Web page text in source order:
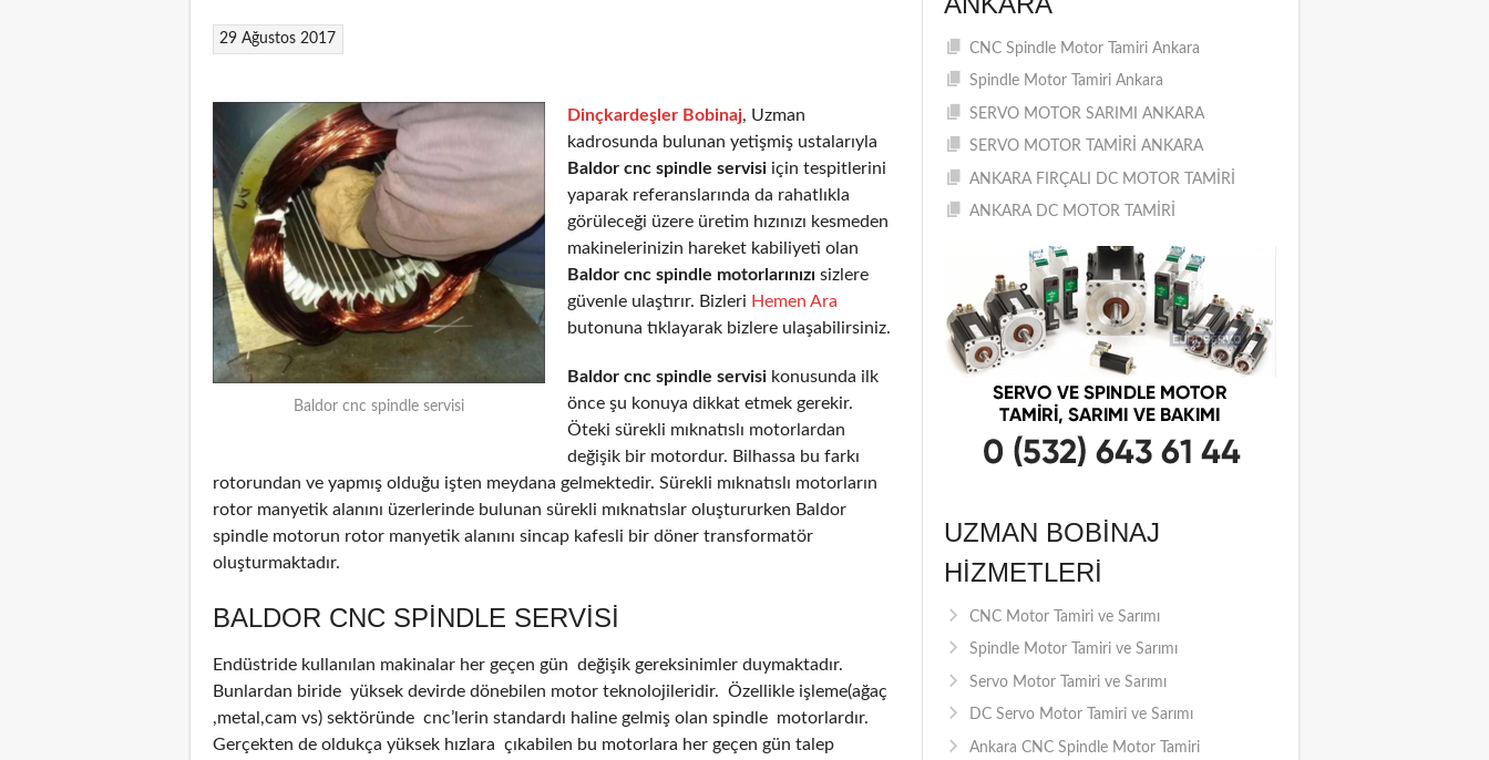
29 Ağustos 2017
Baldor cnc spindle servisi
Dinçkardeşler Bobinaj, Uzman
kadrosunda bulunan yetişmiş ustalarıyla
Baldor cnc spindle servisi için tespitlerini
yaparak referanslarında da rahatlıkla
görüleceği üzere üretim hızınızı kesmeden
makinelerinizin hareket kabiliyeti olan
Baldor cnc spindle motorlarınızı sizlere
güvenle ulaştırır. Bizleri Hemen Ara
butonuna tıklayarak bizlere ulaşabilirsiniz.
Baldor cnc spindle servisi konusunda ilk
önce şu konuya dikkat etmek gerekir.
Öteki sürekli mıknatıslı motorlardan
değişik bir motordur. Bilhassa bu farkı
rotorundan ve yapmış olduğu işten meydana gelmektedir. Sürekli mıknatıslı motorların
rotor manyetik alanını üzerlerinde bulunan sürekli mıknatıslar oluştururken Baldor
spindle motorun rotor manyetik alanını sincap kafesli bir döner transformatör
oluşturmaktadır.
BALDOR CNC SPINDLE SERVISI
Endüstride kullanılan makinalar her geçen gün değişik gereksinimler duymaktadır.
Bunlardan biride yüksek devirde dönebilen motor teknolojileridir. Özellikle işleme(ağaç
,metal,cam vs) sektöründe cnc’lerin standardı haline gelmiş olan spindle motorlardır.
Gerçekten de oldukça yüksek hızlara çıkabilen bu motorlara her geçen gün talep
CNC Spindle Motor Tamiri Ankara
Spindle Motor Tamiri Ankara
SERVO MOTOR SARIMI ANKARA
SERVO MOTOR TAMİRİ ANKARA
ANKARA FIRÇALI DC MOTOR TAMİRİ
ANKARA DC MOTOR TAMİRİ
UZMAN BOBINAJ
HIZMETLERI
CNC Motor Tamiri ve Sarımı
Spindle Motor Tamiri ve Sarımı
Servo Motor Tamiri ve Sarımı
DC Servo Motor Tamiri ve Sarımı
Ankara CNC Spindle Motor Tamiri